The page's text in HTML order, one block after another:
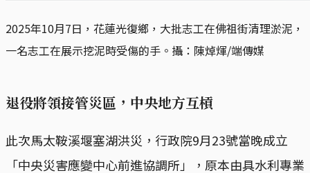
2025年10月7日，花蓮光復鄉，大批志工在佛祖街清理淤泥，
一名志工在展示挖泥時受傷的手。攝：陳焯煇/端傳媒
退役將領接管災區，中央地方互槓
此次馬太鞍溪堰塞湖洪災，行政院9月23號當晚成立
「中央災害應變中心前進協調所」，原本由具水利專業